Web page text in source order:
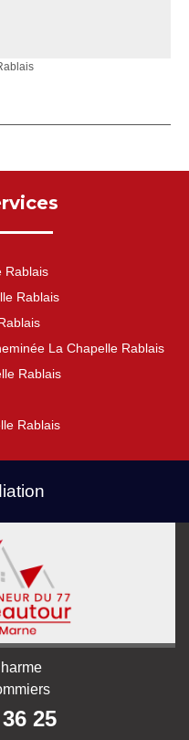
Rablais
Rablais
La Chapelle Rablais
Rablais
Rablais
25